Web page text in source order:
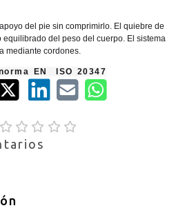
del pie sin comprimirlo. El quiebre de
equilibrado del peso del cuerpo. El sistema
mediante cordones.
EN ISO 20347